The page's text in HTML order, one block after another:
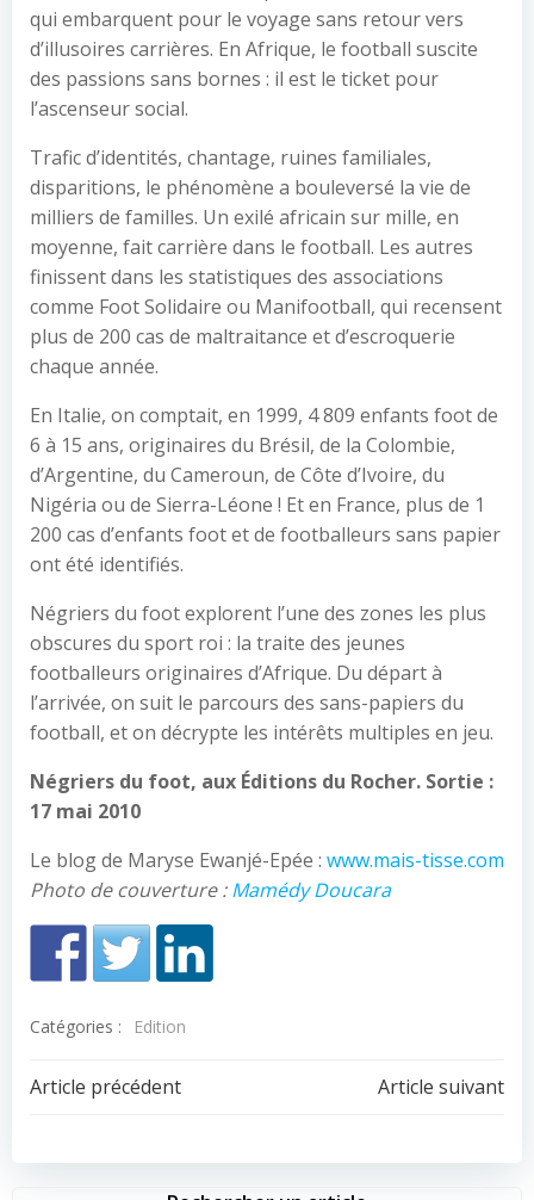
qui embarquent pour le voyage sans retour vers
d’illusoires carrières. En Afrique, le football suscite
des passions sans bornes : il est le ticket pour
l’ascenseur social.
Trafic d’identités, chantage, ruines familiales,
disparitions, le phénomène a bouleversé la vie de
milliers de familles. Un exilé africain sur mille, en
moyenne, fait carrière dans le football. Les autres
finissent dans les statistiques des associations
comme Foot Solidaire ou Manifootball, qui recensent
plus de 200 cas de maltraitance et d’escroquerie
chaque année.
En Italie, on comptait, en 1999, 4 809 enfants foot de
6 à 15 ans, originaires du Brésil, de la Colombie,
d’Argentine, du Cameroun, de Côte d’Ivoire, du
Nigéria ou de Sierra-Léone ! Et en France, plus de 1
200 cas d’enfants foot et de footballeurs sans papier
ont été identifiés.
Négriers du foot explorent l’une des zones les plus
obscures du sport roi : la traite des jeunes
footballeurs originaires d’Afrique. Du départ à
l’arrivée, on suit le parcours des sans-papiers du
football, et on décrypte les intérêts multiples en jeu.
Négriers du foot, aux Éditions du Rocher. Sortie :
17 mai 2010
Le blog de Maryse Ewanjé-Epée : www.mais-tisse.com
Photo de couverture :Mamédy Doucara
Catégories : Edition
Navigation
de
Article précédent
Navigation
de
Article suivant